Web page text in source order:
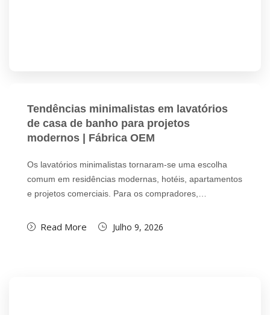
Tendências minimalistas em lavatórios
de casa de banho para projetos
modernos | Fábrica OEM
Os lavatórios minimalistas tornaram-se uma escolha
comum em residências modernas, hotéis, apartamentos
e projetos comerciais. Para os compradores,…
Read More Julho 9, 2026